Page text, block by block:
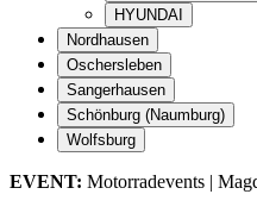
HYUNDAI
Nordhausen
Oschersleben
Sangerhausen
Schönburg (Naumburg)
Wolfsburg
EVENT: Motorradevents |